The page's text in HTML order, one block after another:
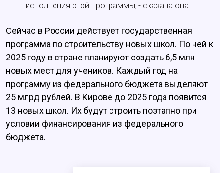
исполнения этой программы, - сказала она.
Сейчас в России действует государственная
программа по строительству новых школ. По ней к
2025 году в стране планируют создать 6,5 млн
новых мест для учеников. Каждый год на
программу из федерального бюджета выделяют
25 млрд рублей. В Кирове до 2025 года появится
13 новых школ. Их будут строить поэтапно при
условии финансирования из федерального
бюджета.